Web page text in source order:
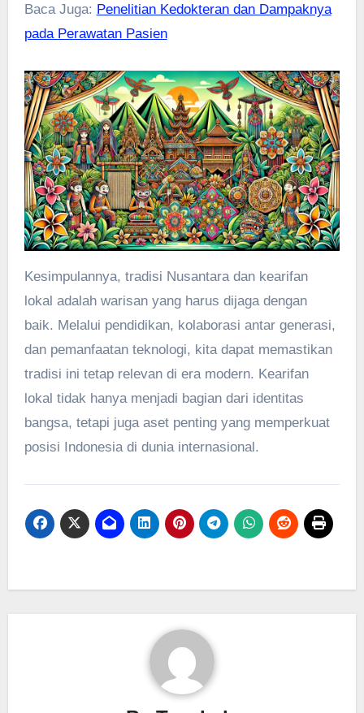
Baca Juga: Penelitian Kedokteran dan Dampaknya
pada Perawatan Pasien
Kesimpulannya, tradisi Nusantara dan kearifan
lokal adalah warisan yang harus dijaga dengan
baik. Melalui pendidikan, kolaborasi antar generasi,
dan pemanfaatan teknologi, kita dapat memastikan
tradisi ini tetap relevan di era modern. Kearifan
lokal tidak hanya menjadi bagian dari identitas
bangsa, tetapi juga aset penting yang memperkuat
posisi Indonesia di dunia internasional.